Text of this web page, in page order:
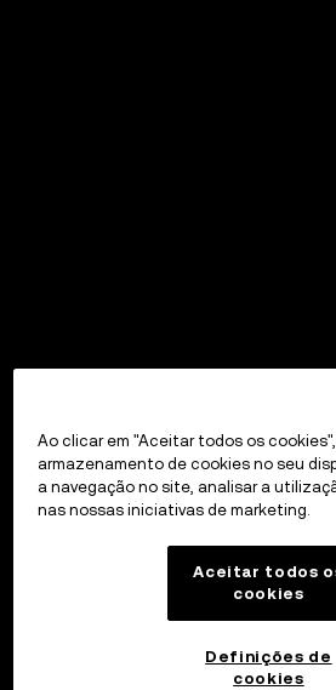
Ao clicar em "Aceitar todos os
armazenamento de cookies no seu
a navegação no site, analisar a
nas nossas iniciativas de marketing.
Aceitar todos
cookies
Definições de
cookies